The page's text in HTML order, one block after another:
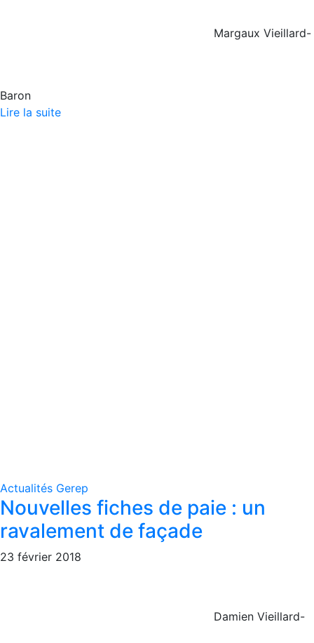
Margaux Vieillard-
Baron
Lire la suite
Actualités Gerep
Nouvelles fiches de paie : un
ravalement de façade
23 février 2018
Damien Vieillard-